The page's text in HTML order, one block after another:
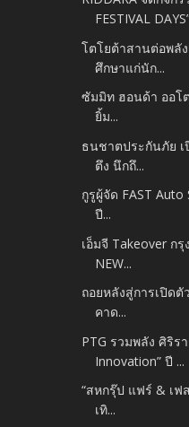
FESTIVAL
โตโยต้าสานต่อพลั
ศึกษาแก่นัก...
ซัมมิท ฮอนด้า ออโ
ยิ้ม...
ธนชาตประกันภัย
ตึง นึกถึ...
กูรูผู้จัด FAST
ปี...
เอ็มจี Takeover กรุ
NEW...
ถอยหลังสู่การเปิดตั
คาด...
PTG รวมพลัง ศิริร
Innovation” ปี ...
“สหกรุ๊ป แฟร์ & เฟ
เทิ...